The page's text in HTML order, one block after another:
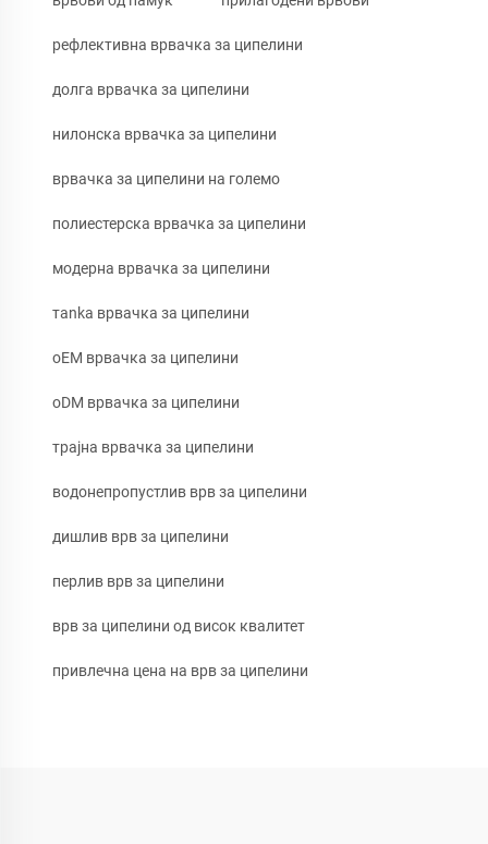
рефлективна врвачка за ципелини
долга врвачка за ципелини
нилонска врвачка за ципелини
врвачка за ципелини на големо
полиестерска врвачка за ципелини
модерна врвачка за ципелини
тanka врвачка за ципелини
oEM врвачка за ципелини
oDM врвачка за ципелини
трајна врвачка за ципелини
водонепропустлив врв за ципелини
дишлив врв за ципелини
перлив врв за ципелини
врв за ципелини од висок квалитет
привлечна цена на врв за ципелини